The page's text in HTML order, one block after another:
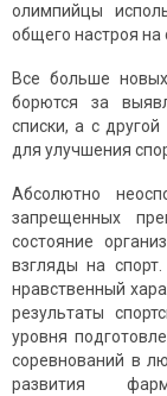
олимпийцы
общего настроя
Все больше
борются за
списки, а с
для улучшения
Абсолютно
запрещенных
состояние
взгляды на
нравственный
результаты
уровня
соревнований в
развития